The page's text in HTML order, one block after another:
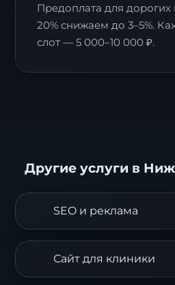
Предоплата для дорогих
20% снижаем до 3–5%.
слот — 5 000–10 000 ₽.
Другие услуги в
SEO и реклама
Сайт для клиники